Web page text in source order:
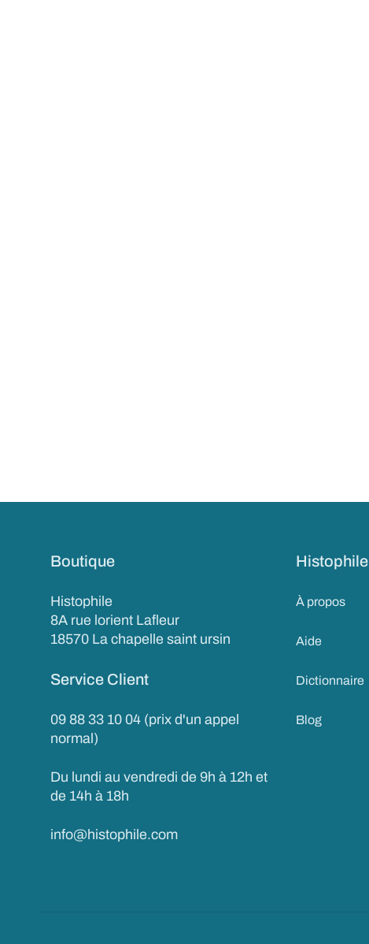
Boutique
Histophile
8A rue lorient Lafleur
18570 La chapelle saint ursin
Service Client
09 88 33 10 04 (prix d'un appel
normal)
Du lundi au vendredi de 9h à 12h et
de 14h à 18h
info@histophile.com
Histophile
À propos
Aide
Dictionnaire
Blog